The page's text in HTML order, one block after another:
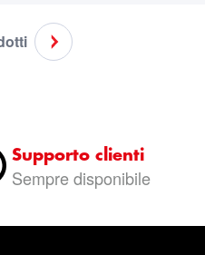
la paginaPagina
Successivo
Supporto clienti
Sempre disponibile